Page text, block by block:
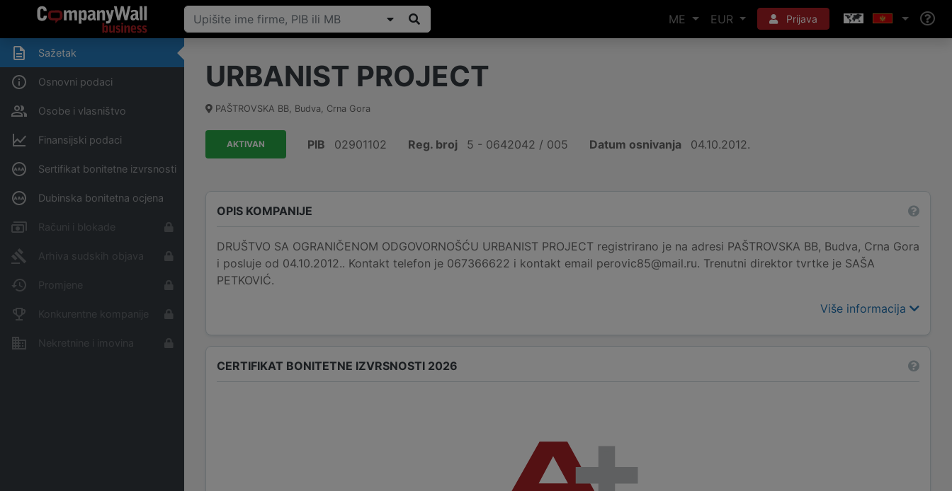
ME EUR Prijava
Sažetak
Osnovni podaci
Osobe i vlasništvo
Finansijski podaci
Sertifikat bonitetne izvrsnosti
Dubinska bonitetna ocjena
Računi i blokade
Arhiva sudskih objava
Promjene
Konkurentne kompanije
Nekretnine i imovina
URBANIST PROJECT
PAŠTROVSKA BB, Budva, Crna Gora
AKTIVAN PIB 02901102 Reg. broj 5 - 0642042 / 005 Datum osnivanja 04.10.2012.
OPIS KOMPANIJE
DRUŠTVO SA OGRANIČENOM ODGOVORNOŠĆU URBANIST PROJECT registrirano je na adresi PAŠTROVSKA BB, Budva, Crna Gora
i posluje od 04.10.2012.. Kontakt telefon je 067366622 i kontakt email perovic85@mail.ru. Trenutni direktor tvrtke je SAŠA
PETKOVIĆ.
Više informacija
CERTIFIKAT BONITETNE IZVRSNOSTI 2026